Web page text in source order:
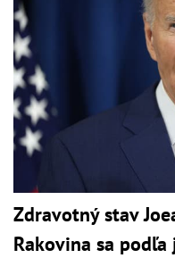
Zdravotný stav
Rakovina sa